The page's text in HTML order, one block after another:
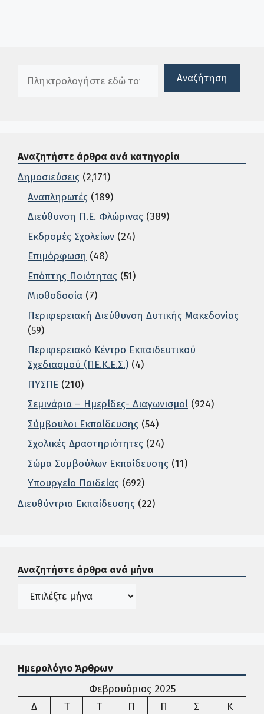
Αναζήτηση
Αναζητήστε άρθρα ανά κατηγορία
Δημοσιεύσεις (2,171)
Αναπληρωτές (189)
Διεύθυνση Π.Ε. Φλώρινας (389)
Εκδρομές Σχολείων (24)
Επιμόρφωση (48)
Επόπτης Ποιότητας (51)
Μισθοδοσία (7)
Περιφερειακή Διεύθυνση Δυτικής Μακεδονίας
(59)
Περιφερειακό Κέντρο Εκπαιδευτικού
Σχεδιασμού (ΠΕ.Κ.Ε.Σ.) (4)
ΠΥΣΠΕ (210)
Σεμινάρια – Ημερίδες- Διαγωνισμοί (924)
Σύμβουλοι Εκπαίδευσης (54)
Σχολικές Δραστηριότητες (24)
Σώμα Συμβούλων Εκπαίδευσης (11)
Υπουργείο Παιδείας (692)
Διευθύντρια Εκπαίδευσης (22)
Αναζητήστε άρθρα ανά μήνα
Ιστορικό
Ημερολόγιο Άρθρων
Φεβρουάριος 2025
ΔΔευτέρα
ΤΤρίτη ΤΤετάρτη
Π Πέμπτη
Π Παρασκευή
Σ Σάββατο
Κ